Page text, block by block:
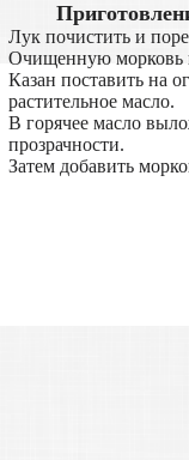
Лук почистить и
Очищенную морковь
Казан поставить на
растительное масло.
В горячее масло
прозрачности.
Затем добавить